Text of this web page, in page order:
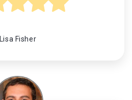
Lisa Fisher